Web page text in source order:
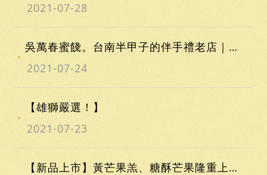
2021-07-28
吳萬春蜜餞。台南半甲子的伴手禮老店｜傳統蜜餞、健康果乾、爽口脆片
2021-07-24
【雄獅嚴選！】
2021-07-23
【新品上市】黃芒果羔、糖酥芒果隆重上市！